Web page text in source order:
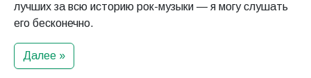
лучших за всю историю рок-музыки — я могу слушать
его бесконечно.
Далее »